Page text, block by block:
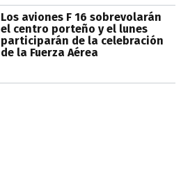
Los aviones F 16 sobrevolarán
el centro porteño y el lunes
participarán de la celebración
de la Fuerza Aérea